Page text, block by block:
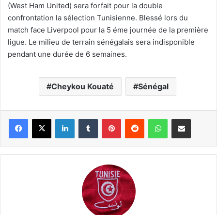
(West Ham United) sera forfait pour la double
confrontation la sélection Tunisienne. Blessé lors du
match face Liverpool pour la 5 éme journée de la première
ligue. Le milieu de terrain sénégalais sera indisponible
pendant une durée de 6 semaines.
Cheykou Kouaté Sénégal